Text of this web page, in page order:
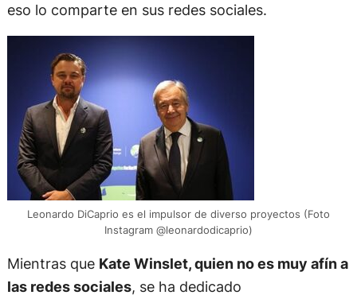
eso lo comparte en sus redes sociales.
Leonardo DiCaprio es el impulsor de diverso proyectos (Foto
Instagram @leonardodicaprio)
Mientras que Kate Winslet, quien no es muy afín a
las redes sociales, se ha dedicado